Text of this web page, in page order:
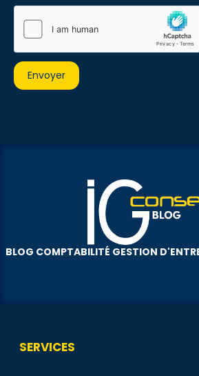
BLOG COMPTABILITÉ GESTION
SERVICES